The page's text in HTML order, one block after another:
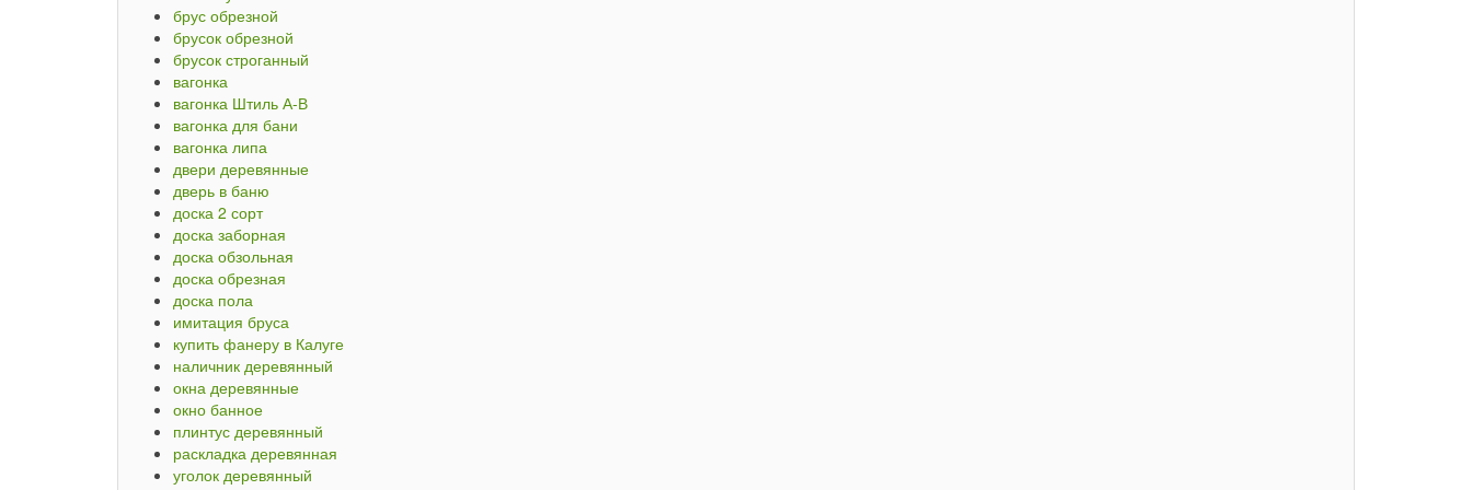
брус обрезной
брусок обрезной
брусок строганный
вагонка
вагонка Штиль А-В
вагонка для бани
вагонка липа
двери деревянные
дверь в баню
доска 2 сорт
доска заборная
доска обзольная
доска обрезная
доска пола
имитация бруса
купить фанеру в Калуге
наличник деревянный
окна деревянные
окно банное
плинтус деревянный
раскладка деревянная
уголок деревянный